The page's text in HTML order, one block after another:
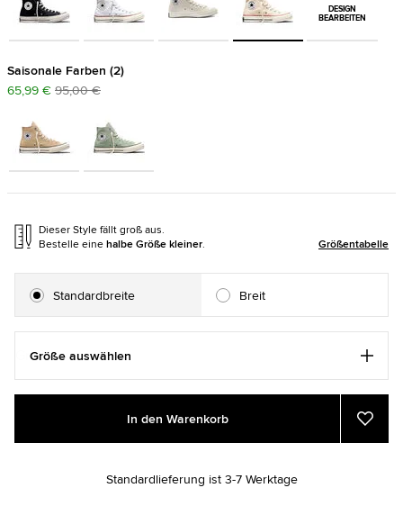
DESIGN
BEARBEITEN
Saisonale Farben 2
65,99 € 95,00 €
Dieser Style fällt groß aus.
Bestelle einehalbe Größe kleiner. Größentabelle
Standardbreite Breit
Größe auswählen
Add
cart
Product
In den Warenkorb
Zu
Standardlieferung ist 3-7 Werktage